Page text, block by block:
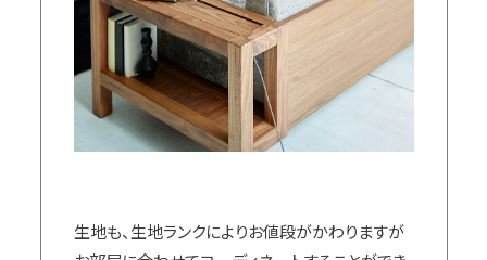
生地も、生地ランクによりお値段がかわりますが